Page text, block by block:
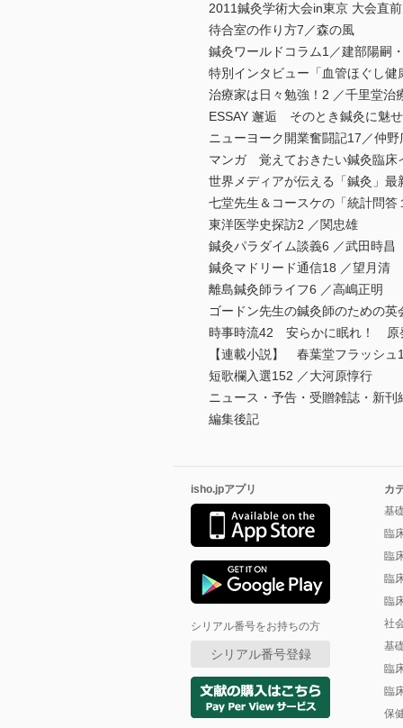
2011鍼灸学術大会in東京 大会直
待合室の作り方7／森の風
鍼灸ワールドコラム1／建部陽嗣
特別インタビュー「血管ほぐし健
治療家は日々勉強！2 ／千里堂治
ESSAY 邂逅 そのとき鍼灸に魅
ニューヨーク開業奮闘記17／仲野
マンガ 覚えておきたい鍼灸臨床
世界メディアが伝える「鍼灸」最
七堂先生＆コースケの「統計問
東洋医学史探訪2 ／関忠雄
鍼灸パラダイム談義6 ／武田時昌
鍼灸マドリード通信18 ／望月清
離島鍼灸師ライフ6 ／高嶋正明
ゴードン先生の鍼灸師のための
時事時流42 安らかに眠れ！ 原
【連載小説】 春葉堂フラッシュ
短歌欄入選152 ／大河原惇行
ニュース・予告・受贈雑誌・新刊
編集後記
isho.jpアプリ
シリアル番号をお持ちの方
シリアル番号登録
カ
基
臨
臨
臨
臨
社
基
臨
臨
保